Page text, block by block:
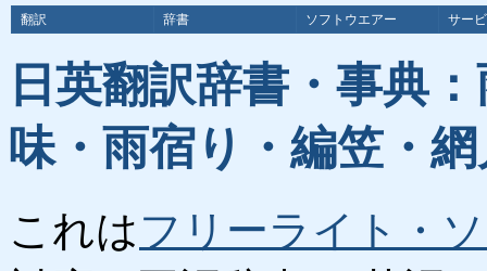
翻訳 辞書 ソフトウエアー サー
日英翻訳辞書・事典
味・雨宿り・編笠・
これはフリーライト・